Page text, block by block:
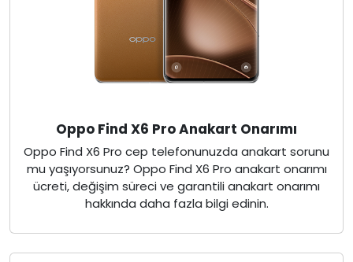
Oppo Find X6 Pro Anakart Onarımı
Oppo Find X6 Pro cep telefonunuzda anakart sorunu
mu yaşıyorsunuz? Oppo Find X6 Pro anakart onarımı
ücreti, değişim süreci ve garantili anakart onarımı
hakkında daha fazla bilgi edinin.